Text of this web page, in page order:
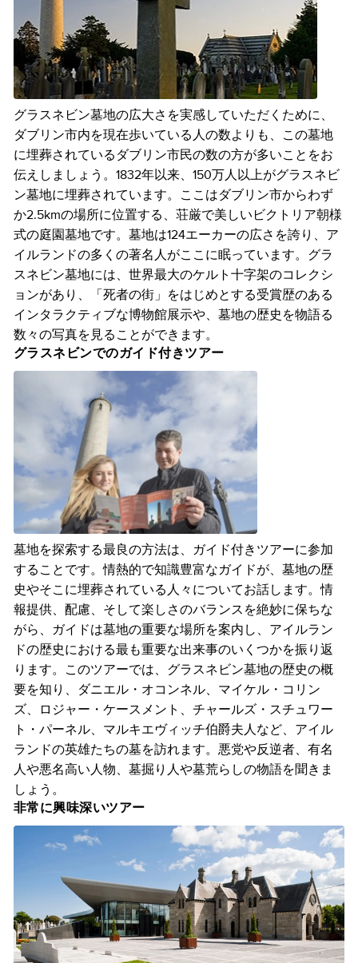
グラスネビン墓地の広大さを実感していただくために、
ダブリン市内を現在歩いている人の数よりも、この墓地
に埋葬されているダブリン市民の数の方が多いことをお
伝えしましょう。1832年以来、150万人以上がグラスネビ
ン墓地に埋葬されています。ここはダブリン市からわず
か2.5kmの場所に位置する、荘厳で美しいビクトリア朝様
式の庭園墓地です。墓地は124エーカーの広さを誇り、ア
イルランドの多くの著名人がここに眠っています。グラ
スネビン墓地には、世界最大のケルト十字架のコレクシ
ョンがあり、「死者の街」をはじめとする受賞歴のある
インタラクティブな博物館展示や、墓地の歴史を物語る
数々の写真を見ることができます。
グラスネビンでのガイド付きツアー
墓地を探索する最良の方法は、ガイド付きツアーに参加
することです。情熱的で知識豊富なガイドが、墓地の歴
史やそこに埋葬されている人々についてお話します。情
報提供、配慮、そして楽しさのバランスを絶妙に保ちな
がら、ガイドは墓地の重要な場所を案内し、アイルラン
ドの歴史における最も重要な出来事のいくつかを振り返
ります。このツアーでは、グラスネビン墓地の歴史の概
要を知り、ダニエル・オコンネル、マイケル・コリン
ズ、ロジャー・ケースメント、チャールズ・スチュワー
ト・パーネル、マルキエヴィッチ伯爵夫人など、アイル
ランドの英雄たちの墓を訪れます。悪党や反逆者、有名
人や悪名高い人物、墓掘り人や墓荒らしの物語を聞きま
しょう。
非常に興味深いツアー